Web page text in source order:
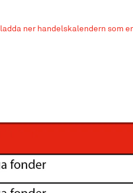
ladda ner handelskalendern som